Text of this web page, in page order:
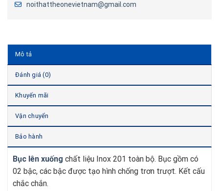
noithattheonevietnam@gmail.com
Mô tả
Đánh giá (0)
Khuyến mãi
Vận chuyển
Bảo hành
Bục lên xuống chất liệu Inox 201 toàn bộ. Bục gồm có
02 bậc, các bậc được tạo hình chống trơn trượt. Kết cấu
chắc chắn.